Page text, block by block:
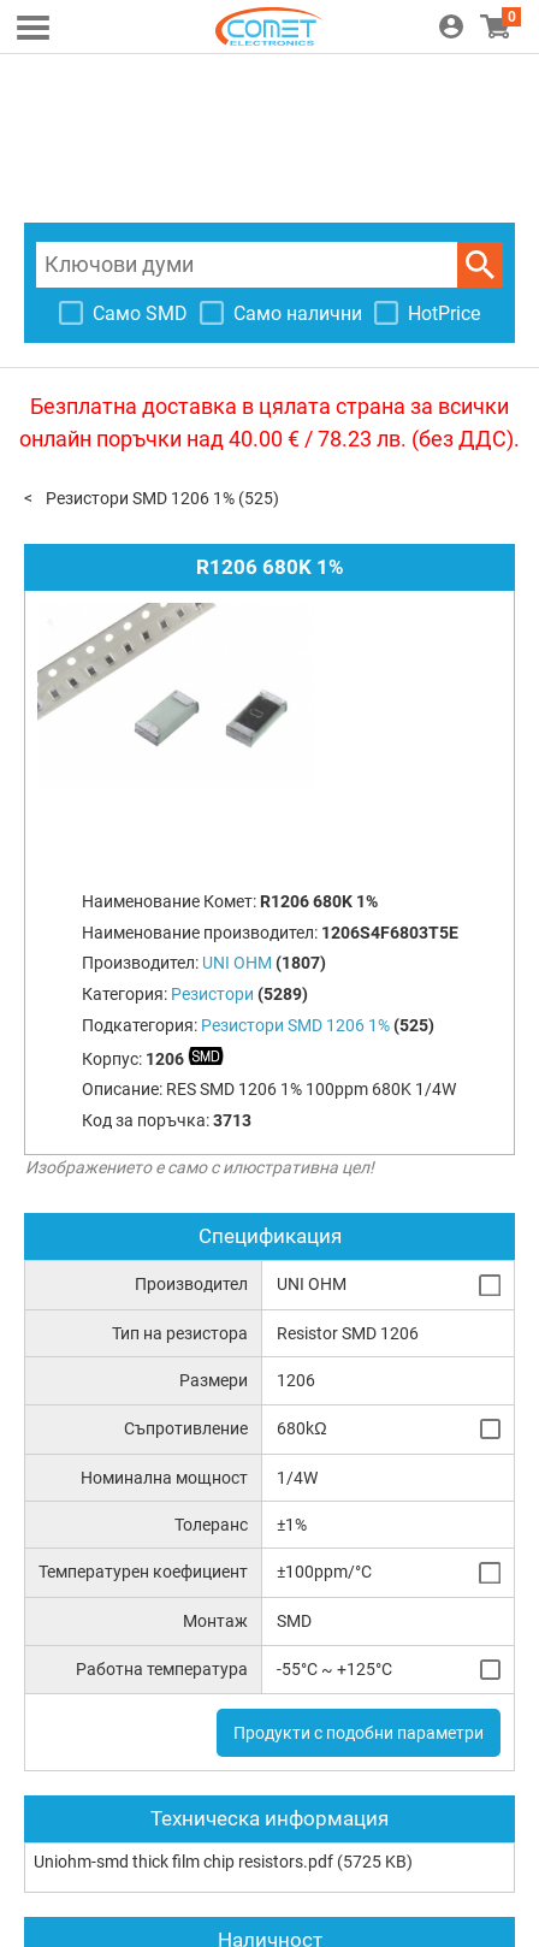
0
Само SMD Само налични HotPrice
Безплатна доставка в цялата страна за всички
онлайн поръчки над 40.00 € / 78.23 лв. (без ДДС).
Резистори SMD 1206 1% (525)
R1206 680K 1%
Наименование Комет: R1206 680K 1%
Наименование производител: 1206S4F6803T5E
Производител: UNI OHM (1807)
Категория: Резистори (5289)
Подкатегория: Резистори SMD 1206 1% (525)
Корпус: 1206
Описание: RES SMD 1206 1% 100ppm 680K 1/4W
Код за поръчка:3713
Изображението е само с илюстративна цел!
Спецификация
Производител UNI OHM
Тип на резистора Resistor SMD 1206
Размери 1206
Съпротивление 680kΩ
Номинална мощност 1/4W
Толеранс ±1%
Температурен коефициент ±100ppm/°C
Монтаж SMD
Работна температура -55°C ~ +125°C
Продукти с подобни параметри
Техническа информация
Uniohm-smd thick film chip resistors.pdf (5725 KB)
Наличност